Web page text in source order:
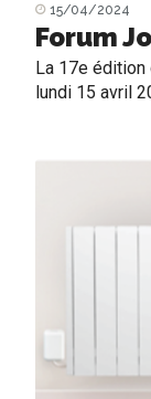
15/04/2024
Forum
La 17e édition
lundi 15 avril